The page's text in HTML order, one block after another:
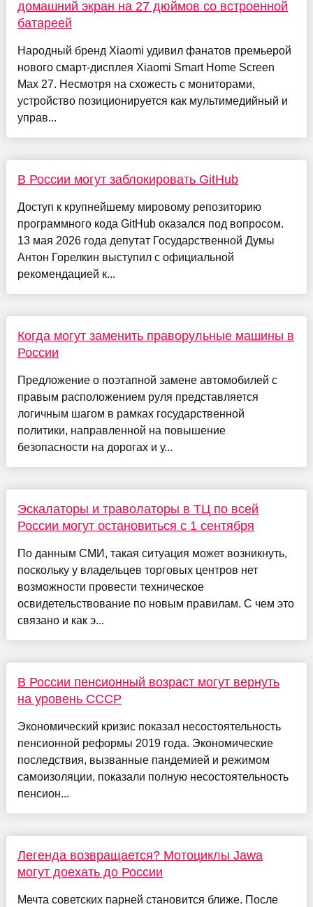
домашний экран на 27 дюймов со встроенной
батареей
Народный бренд Xiaomi удивил фанатов премьерой
нового смарт-дисплея Xiaomi Smart Home Screen
Max 27. Несмотря на схожесть с мониторами,
устройство позиционируется как мультимедийный и
управ...
В России могут заблокировать GitHub
Доступ к крупнейшему мировому репозиторию
программного кода GitHub оказался под вопросом.
13 мая 2026 года депутат Государственной Думы
Антон Горелкин выступил с официальной
рекомендацией к...
Когда могут заменить праворульные машины в
России
Предложение о поэтапной замене автомобилей с
правым расположением руля представляется
логичным шагом в рамках государственной
политики, направленной на повышение
безопасности на дорогах и у...
Эскалаторы и траволаторы в ТЦ по всей
России могут остановиться с 1 сентября
По данным СМИ, такая ситуация может возникнуть,
поскольку у владельцев торговых центров нет
возможности провести техническое
освидетельствование по новым правилам. С чем это
связано и как э...
В России пенсионный возраст могут вернуть
на уровень СССР
Экономический кризис показал несостоятельность
пенсионной реформы 2019 года. Экономические
последствия, вызванные пандемией и режимом
самоизоляции, показали полную несостоятельность
пенсион...
Легенда возвращается? Мотоциклы Jawa
могут доехать до России
Мечта советских парней становится ближе. После